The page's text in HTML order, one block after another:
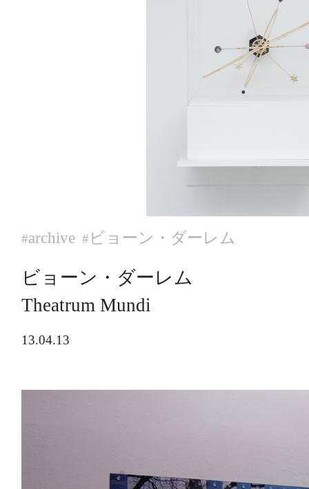
#archive # ビョーン・ダーレム
ビョーン・ダーレム
Theatrum Mundi
13.04.13